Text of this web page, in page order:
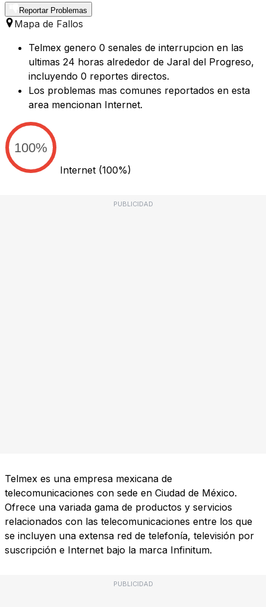
Reportar Problemas
Mapa de Fallos
Telmex genero 0 senales de interrupcion en las
ultimas 24 horas alrededor de Jaral del Progreso,
incluyendo 0 reportes directos.
Los problemas mas comunes reportados en esta
area mencionan Internet.
100%
Internet (100%)
PUBLICIDAD
Telmex es una empresa mexicana de
telecomunicaciones con sede en Ciudad de México.
Ofrece una variada gama de productos y servicios
relacionados con las telecomunicaciones entre los que
se incluyen una extensa red de telefonía, televisión por
suscripción e Internet bajo la marca Infinitum.
PUBLICIDAD